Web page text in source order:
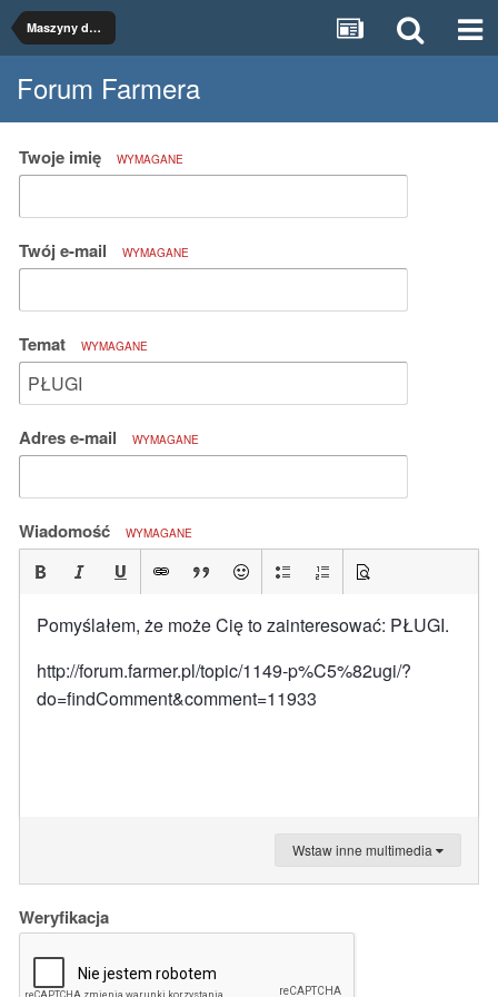
Maszyny do uprawy
Forum Farmera
Twoje imię WYMAGANE
Twój e-mail WYMAGANE
Temat WYMAGANE
Adres e-mail WYMAGANE
Wiadomość WYMAGANE
Pomyślałem, że może Cię to zainteresować: PŁUGI.
http://forum.farmer.pl/topic/1149-p%C5%82ugi/?
do=findComment&comment=11933
Wstaw inne multimedia
Weryfikacja